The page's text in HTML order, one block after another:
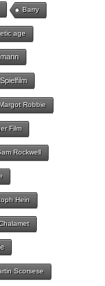
Barry
age
Spielfilm
Margot Robbie
Film
Rockwell
Hein
Scorsese